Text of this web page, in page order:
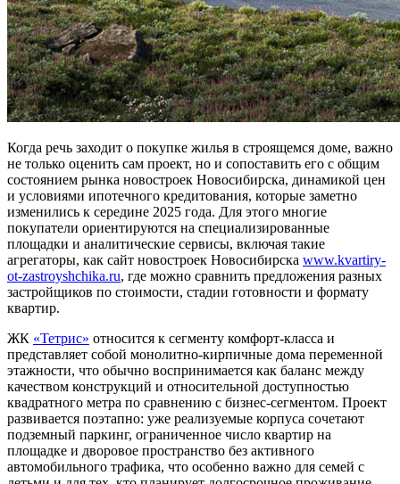
Когда речь заходит о покупке жилья в строящемся доме, важно
не только оценить сам проект, но и сопоставить его с общим
состоянием рынка новостроек Новосибирска, динамикой цен
и условиями ипотечного кредитования, которые заметно
изменились к середине 2025 года. Для этого многие
покупатели ориентируются на специализированные
площадки и аналитические сервисы, включая такие
агрегаторы, как сайт новостроек Новосибирска www.kvartiry-
ot-zastroyshchika.ru, где можно сравнить предложения разных
застройщиков по стоимости, стадии готовности и формату
квартир.
ЖК «Тетрис» относится к сегменту комфорт-класса и
представляет собой монолитно-кирпичные дома переменной
этажности, что обычно воспринимается как баланс между
качеством конструкций и относительной доступностью
квадратного метра по сравнению с бизнес-сегментом. Проект
развивается поэтапно: уже реализуемые корпуса сочетают
подземный паркинг, ограниченное число квартир на
площадке и дворовое пространство без активного
автомобильного трафика, что особенно важно для семей с